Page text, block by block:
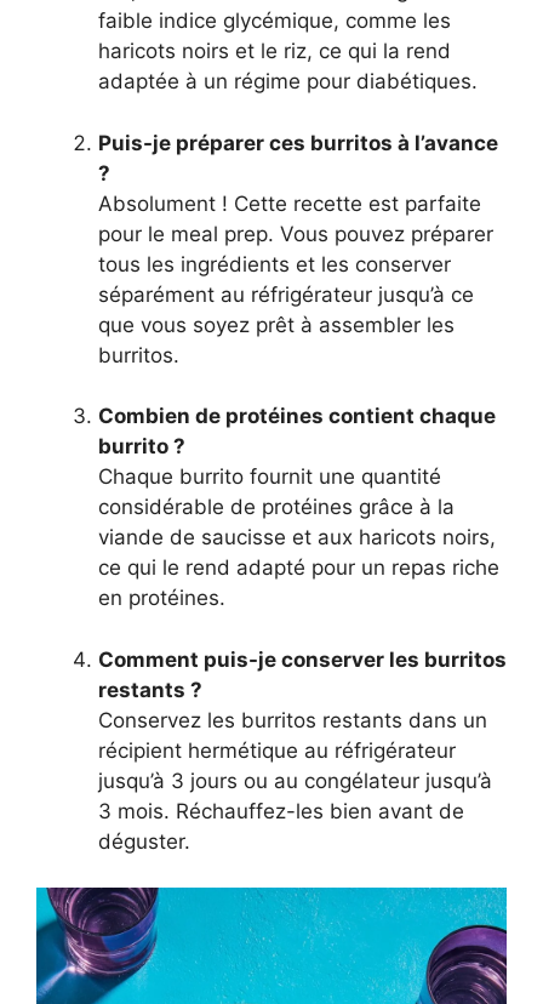
faible indice glycémique, comme les
haricots noirs et le riz, ce qui la rend
adaptée à un régime pour diabétiques.
Puis-je préparer ces burritos à l’avance
?
Absolument ! Cette recette est parfaite
pour le meal prep. Vous pouvez préparer
tous les ingrédients et les conserver
séparément au réfrigérateur jusqu’à ce
que vous soyez prêt à assembler les
burritos.
Combien de protéines contient chaque
burrito ?
Chaque burrito fournit une quantité
considérable de protéines grâce à la
viande de saucisse et aux haricots noirs,
ce qui le rend adapté pour un repas riche
en protéines.
Comment puis-je conserver les burritos
restants ?
Conservez les burritos restants dans un
récipient hermétique au réfrigérateur
jusqu’à 3 jours ou au congélateur jusqu’à
3 mois. Réchauffez-les bien avant de
déguster.